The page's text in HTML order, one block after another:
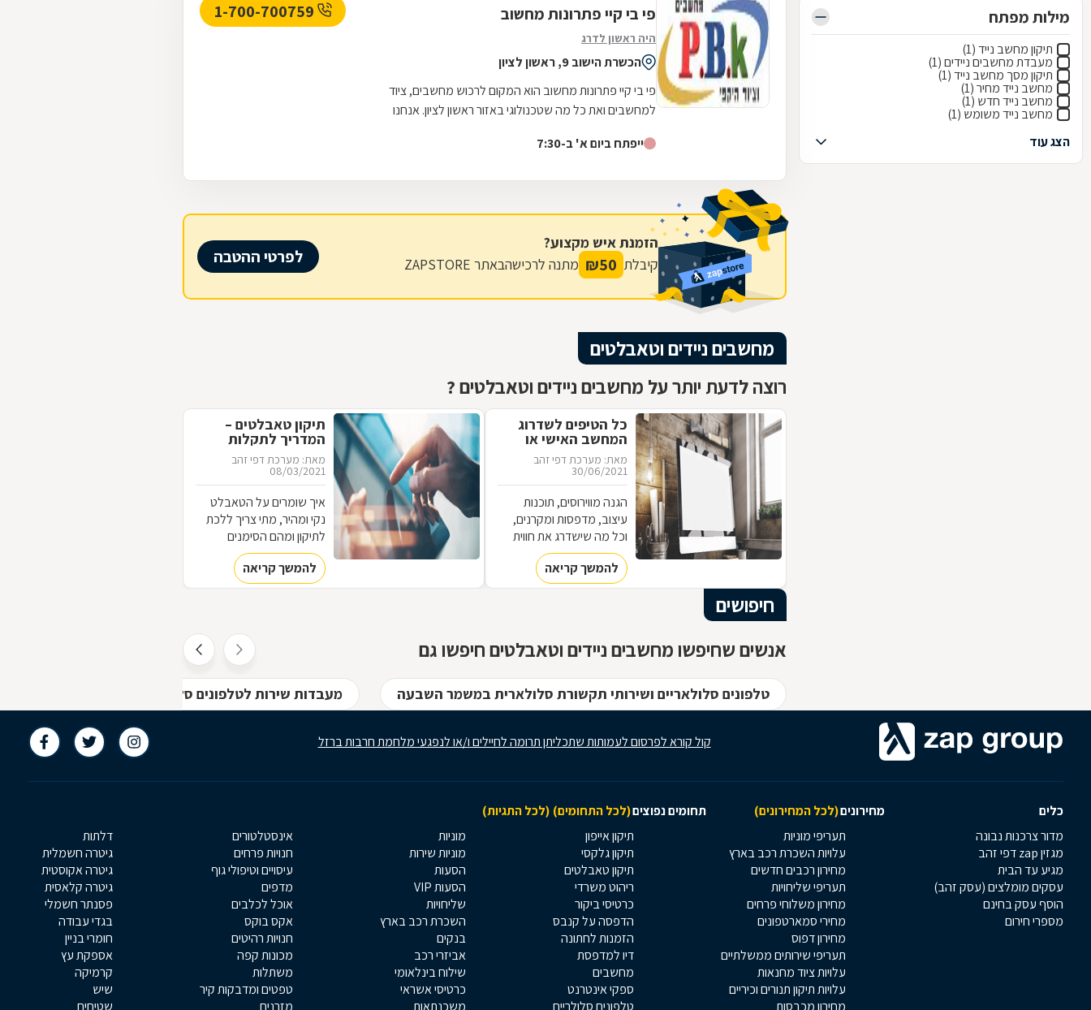
מילות מפתח
תיקון מחשב נייד (1)
מעבדת מחשבים ניידים (1)
תיקון מסך מחשב נייד (1)
מחשב נייד מחיר (1)
מחשב נייד חדש (1)
מחשב נייד משומש (1)
הצג עוד
פי בי קיי פתרונות מחשוב
היה ראשון לדרג
הכשרת הישוב 9, ראשון לציון
פי בי קיי פתרונות מחשוב הוא המקום לרכוש מחשבים, ציוד
למחשבים ואת כל מה שטכנולוגי באזור ראשון לציון. אנחנו
ייפתח ביום א' ב-7:30
הזמנת איש מקצוע?
קיבלת 50
₪ מתנה לרכישהבאתר ZAPSTORE לפרטי ההטבה
מחשבים ניידים וטאבלטים
רוצה לדעת יותר על מחשבים ניידים וטאבלטים ?
כל הטיפים לשדרוג
המחשב האישי או
המחשב בעבודה
מאת: מערכת דפי זהב
30/06/2021
הגנה מווירוסים, תוכנות
עיצוב, מדפסות ומקרנים,
וכל מה שישדרג את חווית
המשתמש שלכם מול
המחשב. המדריך למחשב
מותאם אישית
להמשך קריאה
תיקון טאבלטים –
המדריך לתקלות
נפוצות
מאת: מערכת דפי זהב
08/03/2021
איך שומרים על הטאבלט
נקי ומהיר, מתי צריך ללכת
לתיקון ומהם הסימנים
שצריך להתקדם לטאבלט
חדש?
להמשך קריאה
חיפושים
אנשים שחיפשו מחשבים ניידים וטאבלטים חיפשו גם
טלפונים סלולאריים ושירותי תקשורת סלולארית במשמר השבעה מעבדות שירות לטלפונים סלולריים וטאבלטים במשמר
קול קורא לפרסום לעמותות שתכליתן תרומה לחיילים ו/או לנפגעי מלחמת חרבות ברזל
כלים מחירונים(לכל המחירונים) תחומים נפוצים(לכל התחומים) (לכל התגיות)
מדור צרכנות נבונה
מגזין zap דפי זהב
מגיע עד הבית
עסקים מומלצים (עסק זהב)
הוסף עסק בחינם
מספרי חירום
תעריפי מוניות
עלויות השכרת רכב בארץ
מחירון רכבים חדשים
תעריפי שליחויות
מחירון משלוחי פרחים
מחירי סמארטפונים
מחירון דפוס
תעריפי שירותים ממשלתיים
עלויות ציוד מחנאות
עלויות תיקון תנורים וכיריים
מחירון מכבסות
תיקון אייפון
תיקון גלקסי
תיקון טאבלטים
ריהוט משרדי
כרטיסי ביקור
הדפסה על קנבס
הזמנות לחתונה
דיו למדפסת
מחשבים
ספקי אינטרנט
טלפונים סלולריים
מוניות
מוניות שירות
הסעות
הסעות VIP
שליחויות
השכרת רכב בארץ
בנקים
אביזרי רכב
שילוח בינלאומי
כרטיסי אשראי
משכנתאות
אינסטלטורים
חנויות פרחים
עיסויים וטיפולי גוף
מדפים
אוכל לכלבים
אקס בוקס
חנויות רהיטים
מכונות קפה
משתלות
טפטים ומדבקות קיר
מזרנים
דלתות
גיטרה חשמלית
גיטרה אקוסטית
גיטרה קלאסית
פסנתר חשמלי
בגדי עבודה
חומרי בניין
אספקת עץ
קרמיקה
שיש
שטיחים